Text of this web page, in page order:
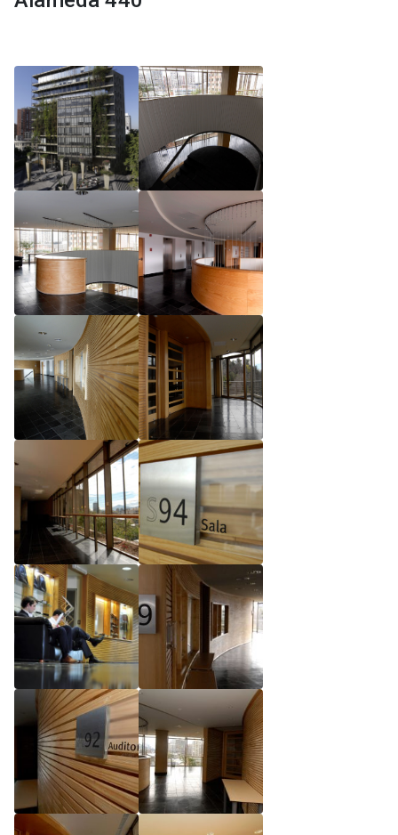
Reglamento de Magíster, Pontificia Universidad
Universidad Católica de Chile
Reglamento de Magíster, Pontificia Universidad
Católica de Chile LLM UC 2025
Reglamento de Seminarios de Graduación
Programa de Magíster en Derecho, LLM 2025